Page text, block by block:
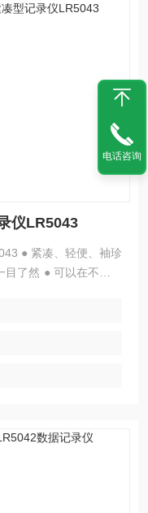
仪LR5043
● 紧凑、轻便、袖珍
了然 ● 可以在不停止
持续约30秒） ● 记录
电池电量耗尽，测量数
电话咨询